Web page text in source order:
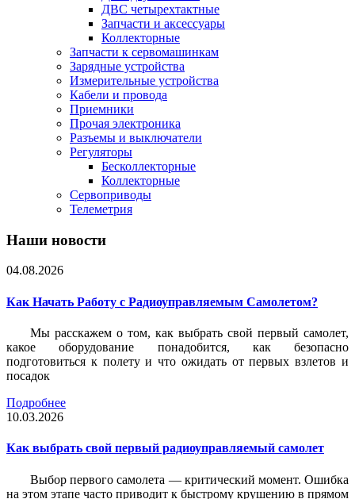
ДВС четырехтактные
Запчасти и аксессуары
Коллекторные
Запчасти к сервомашинкам
Зарядные устройства
Измерительные устройства
Кабели и провода
Приемники
Прочая электроника
Разъемы и выключатели
Регуляторы
Бесколлекторные
Коллекторные
Сервоприводы
Телеметрия
Наши новости
04.08.2026
Как Начать Работу с Радиоуправляемым Самолетом?
Мы расскажем о том, как выбрать свой первый самолет,
какое оборудование понадобится, как безопасно
подготовиться к полету и что ожидать от первых взлетов и
посадок
Подробнее
10.03.2026
Как выбрать свой первый радиоуправляемый самолет
Выбор первого самолета — критический момент. Ошибка
на этом этапе часто приводит к быстрому крушению в прямом